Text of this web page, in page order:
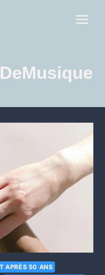
APRÈS 50 ANS